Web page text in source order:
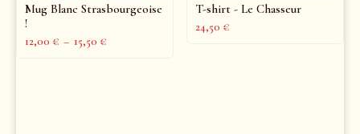
Mug Blanc Strasbourgeoise
!
12,00 € – 15,50 €
T-shirt - Le Chasseur
24,50 €